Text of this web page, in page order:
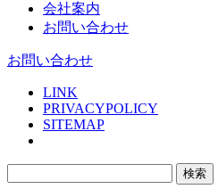
会社案内
お問い合わせ
お問い合わせ
LINK
PRIVACYPOLICY
SITEMAP